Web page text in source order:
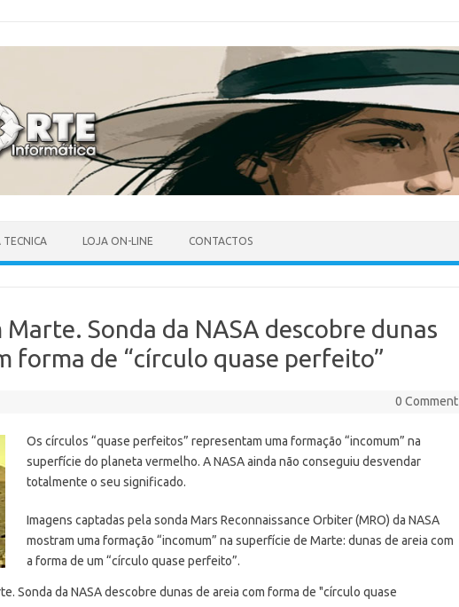
TECNICA LOJA ON-LINE CONTACTOS
Sonda da NASA descobre dunas
forma de “círculo quase perfeito”
0 Comment
Os círculos “quase perfeitos” representam uma formação “incomum” na
superfície do planeta vermelho. A NASA ainda não conseguiu desvendar
totalmente o seu significado.
Imagens captadas pela sonda Mars Reconnaissance Orbiter (MRO) da NASA
mostram uma formação “incomum” na superfície de Marte: dunas de areia com
a forma de um “círculo quase perfeito”.